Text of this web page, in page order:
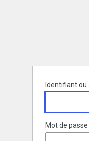
Identifiant ou
Mot de passe